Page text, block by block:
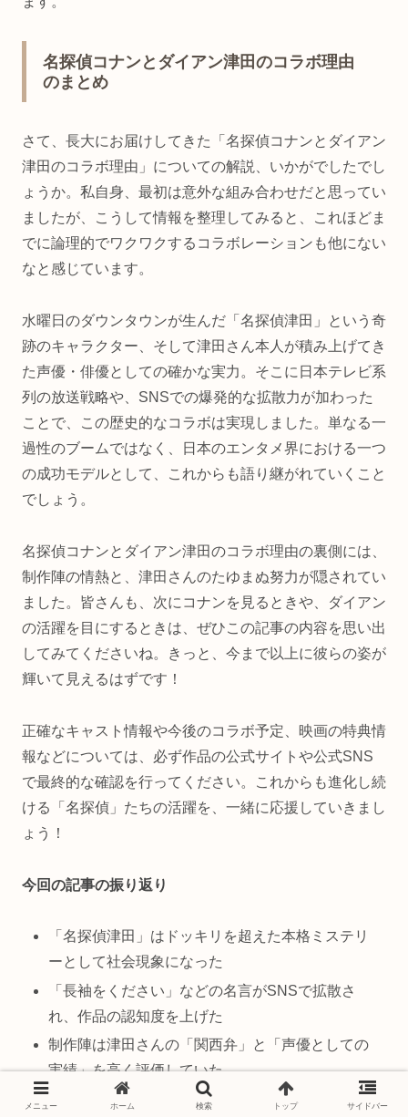
名探偵コナンとダイアン津田のコラボ理由
のまとめ
さて、長大にお届けしてきた「名探偵コナンとダイアン
津田のコラボ理由」についての解説、いかがでしたでし
ょうか。私自身、最初は意外な組み合わせだと思ってい
ましたが、こうして情報を整理してみると、これほどま
でに論理的でワクワクするコラボレーションも他にない
なと感じています。
水曜日のダウンタウンが生んだ「名探偵津田」という奇
跡のキャラクター、そして津田さん本人が積み上げてき
た声優・俳優としての確かな実力。そこに日本テレビ系
列の放送戦略や、SNSでの爆発的な拡散力が加わった
ことで、この歴史的なコラボは実現しました。単なる一
過性のブームではなく、日本のエンタメ界における一つ
の成功モデルとして、これからも語り継がれていくこと
でしょう。
名探偵コナンとダイアン津田のコラボ理由の裏側には、
制作陣の情熱と、津田さんのたゆまぬ努力が隠されてい
ました。皆さんも、次にコナンを見るときや、ダイアン
の活躍を目にするときは、ぜひこの記事の内容を思い出
してみてくださいね。きっと、今まで以上に彼らの姿が
輝いて見えるはずです！
正確なキャスト情報や今後のコラボ予定、映画の特典情
報などについては、必ず作品の公式サイトや公式SNS
で最終的な確認を行ってください。これからも進化し続
ける「名探偵」たちの活躍を、一緒に応援していきまし
ょう！
今回の記事の振り返り
「名探偵津田」はドッキリを超えた本格ミステリ
ーとして社会現象になった
「長袖をください」などの名言がSNSで拡散さ
れ、作品の認知度を上げた
制作陣は津田さんの「関西弁」と「声優としての
実績」を高く評価していた
土曜夕方の放送枠（コナンから青空レストラン）
メニュー ホーム 検索 トップ サイドバー